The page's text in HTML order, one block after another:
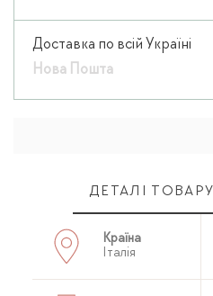
Доставка по всій Україні
Нова Пошта
ДЕТАЛІ ТОВАРУ
Країна
Італія